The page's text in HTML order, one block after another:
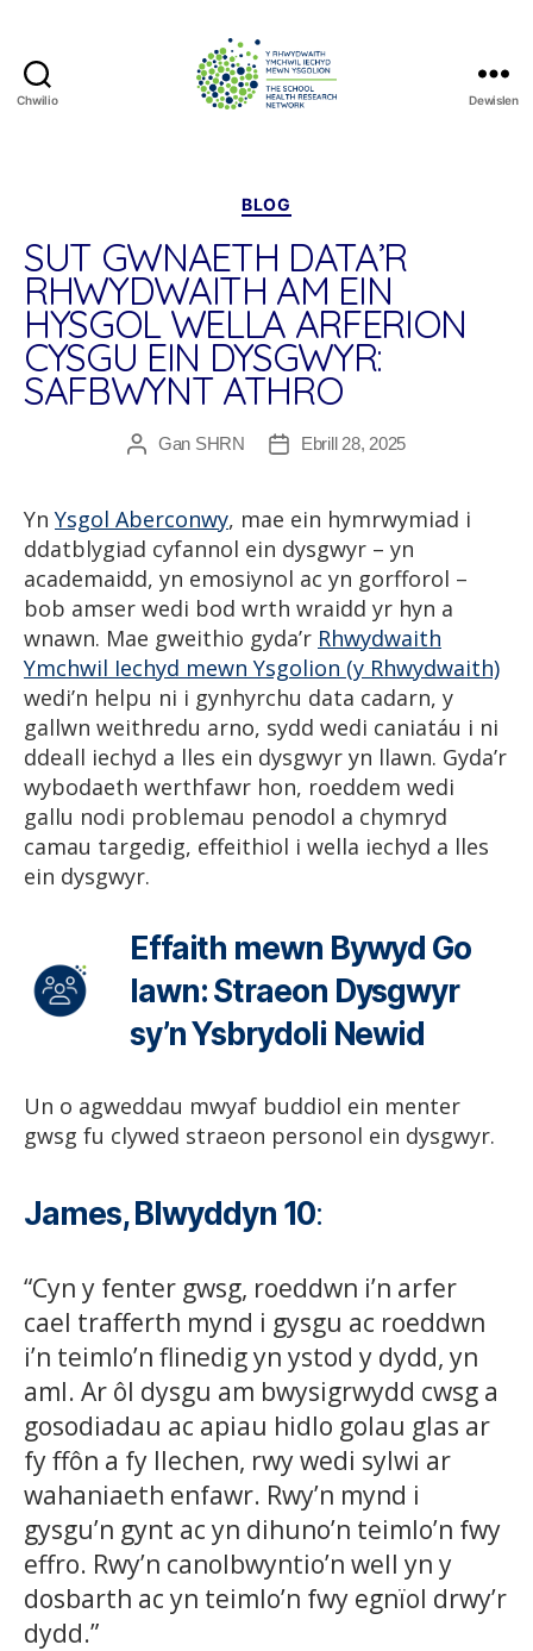
Chwilio
Research
Network
Dewislen
Categorïau
BLOG
SUT GWNAETH DATA’R
RHWYDWAITH AM EIN
HYSGOL WELLA ARFERION
CYSGU EIN DYSGWYR:
SAFBWYNT ATHRO
Awdur
Gan SHRN
DyddiadEbrill 28, 2025
Yn Ysgol Aberconwy, mae ein hymrwymiad i
ddatblygiad cyfannol ein dysgwyr – yn
academaidd, yn emosiynol ac yn gorfforol –
bob amser wedi bod wrth wraidd yr hyn a
wnawn. Mae gweithio gyda’r Rhwydwaith
Ymchwil Iechyd mewn Ysgolion (y Rhwydwaith)
wedi’n helpu ni i gynhyrchu data cadarn, y
gallwn weithredu arno, sydd wedi caniatáu i ni
ddeall iechyd a lles ein dysgwyr yn llawn. Gyda’r
wybodaeth werthfawr hon, roeddem wedi
gallu nodi problemau penodol a chymryd
camau targedig, effeithiol i wella iechyd a lles
ein dysgwyr.
Effaith mewn Bywyd Go
Iawn: Straeon Dysgwyr
sy’n Ysbrydoli Newid
Un o agweddau mwyaf buddiol ein menter
gwsg fu clywed straeon personol ein dysgwyr.
James, Blwyddyn 10:
“Cyn y fenter gwsg, roeddwn i’n arfer
cael trafferth mynd i gysgu ac roeddwn
i’n teimlo’n flinedig yn ystod y dydd, yn
aml. Ar ôl dysgu am bwysigrwydd cwsg a
gosodiadau ac apiau hidlo golau glas ar
fy ffôn a fy llechen, rwy wedi sylwi ar
wahaniaeth enfawr. Rwy’n mynd i
gysgu’n gynt ac yn dihuno’n teimlo’n fwy
effro. Rwy’n canolbwyntio’n well yn y
dosbarth ac yn teimlo’n fwy egnïol drwy’r
dydd.”